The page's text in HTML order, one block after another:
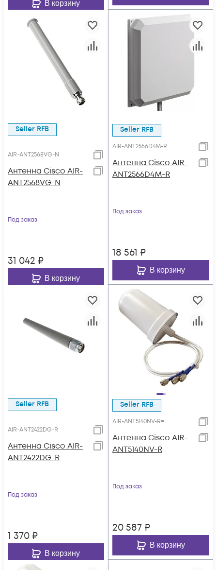
В корзину
Seller RFB
AIR-ANT2568VG-N
Антенна Cisco AIR-
ANT2568VG-N
Под заказ
31 042 ₽
В корзину
Seller RFB
AIR-ANT2566D4M-R
Антенна Cisco AIR-
ANT2566D4M-R
Под заказ
18 561 ₽
В корзину
Seller RFB
AIR-ANT2422DG-R
Антенна Cisco AIR-
ANT2422DG-R
Под заказ
1 370 ₽
В корзину
Seller RFB
AIR-ANT5140NV-R=
Антенна Cisco AIR-
ANT5140NV-R
Под заказ
20 587 ₽
В корзину